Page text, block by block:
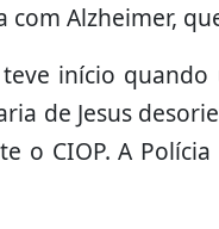
com Alzheimer,
início
de Jesus
o CIOP. A